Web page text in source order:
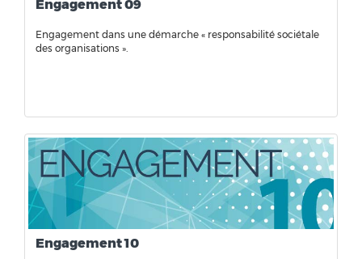
Engagement 09
Engagement dans une démarche « responsabilité sociétale
des organisations ».
Engagement 10